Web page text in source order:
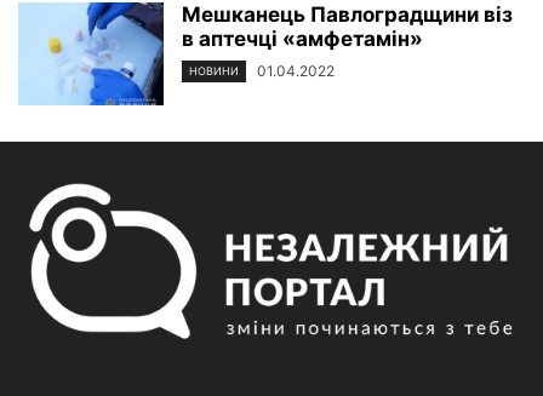
Мешканець Павлоградщини віз
в аптечці «амфетамін»
НОВИНИ 01.04.2022